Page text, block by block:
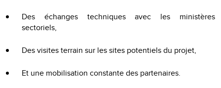
Des échanges techniques avec les ministères
sectoriels,
Des visites terrain sur les sites potentiels du projet,
Et une mobilisation constante des partenaires.